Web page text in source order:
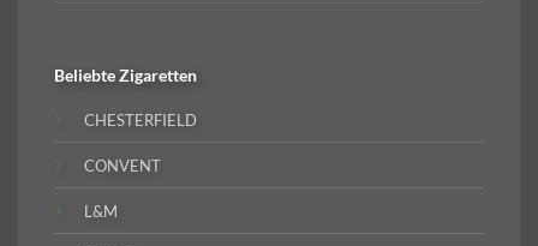
BeliebteZigaretten
CHESTERFIELD
CONVENT
L&M